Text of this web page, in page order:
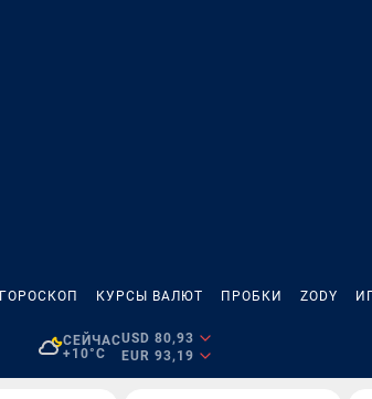
ГОРОСКОП КУРСЫ ВАЛЮТ ПРОБКИ ZODY
СЕЙЧАС
+10°C
USD 80,93
EUR 93,19